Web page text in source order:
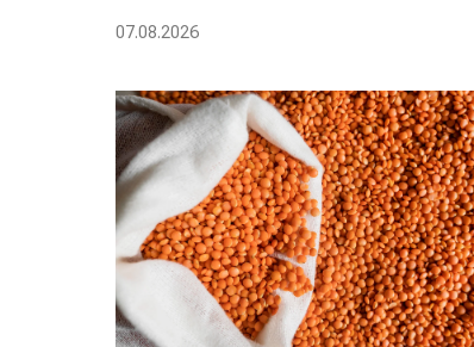
07.08.2026